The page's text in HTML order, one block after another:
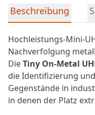
Detaillierte
Beschreibung
Hochleistungs-Mini-
Nachverfolgung
DieTiny On-Metal
die Identifizierung
Gegenstände in
in denen der Platz